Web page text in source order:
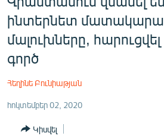
Անցնել
հիմնական
մենյուին
Որոնում
ՀԱՅԱՍՏԱՆ
ՔԱՂԱՔԱԿԱՆ
ԸՆՏՐՈՒԹՅՈՒՆՆԵՐ 2026
ինտերնետ
մալուխները,
գործ
Հեղինե Բունիաթյան
հոկտեմբեր 02, 2020
Կիսվել